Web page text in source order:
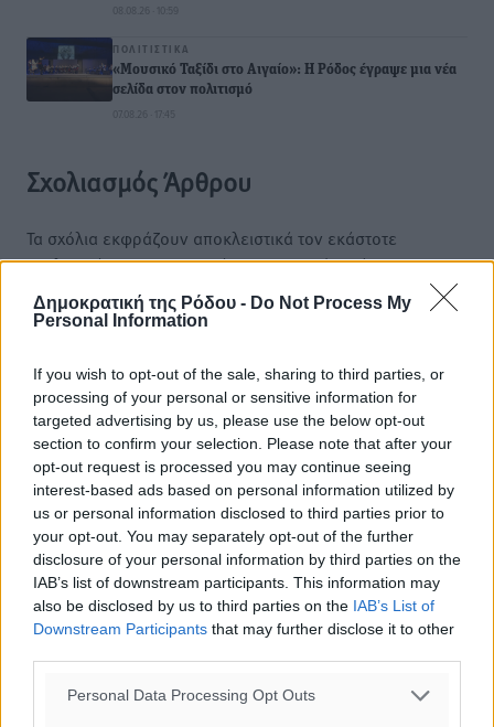
Δημοκρατική της Ρόδου - Do Not Process My
Personal Information
If you wish to opt-out of the sale, sharing to third parties, or
processing of your personal or sensitive information for
targeted advertising by us, please use the below opt-out
section to confirm your selection. Please note that after your
opt-out request is processed you may continue seeing
interest-based ads based on personal information utilized by
us or personal information disclosed to third parties prior to
your opt-out. You may separately opt-out of the further
disclosure of your personal information by third parties on the
IAB’s list of downstream participants. This information may
also be disclosed by us to third parties on the IAB’s List of
Downstream Participants that may further disclose it to other
Personal Data Processing Opt Outs
08.08.26 · 10:59
ΠΟΛΙΤΙΣΤΙΚΆ
«Μουσικό Ταξίδι στο Αιγαίο»: Η Ρόδος έγραψε μια νέα
σελίδα στον πολιτισμό
07.08.26 · 17:45
Σχολιασμός Άρθρου
Τα σχόλια εκφράζουν αποκλειστικά τον εκάστοτε
σχολιαστή. Η Δημοκρατική δεν υιοθετεί αυτές τις
απόψεις. Διατηρούμε το δικαίωμα να διαγράψουμε όποια
σχόλια θεωρούμε προσβλητικά ή περιέχουν ύβρεις, χωρίς
όρους χρήσης αποκλείονται.
Προσθέστε ένα σχόλιο
Το E-mail δεν θα δημοσιευτεί.
Πρέπει να συμπληρωθούν όλα τα πεδία για την
υποβολή του σχολίου.
Όνοματεπώνυμο Email